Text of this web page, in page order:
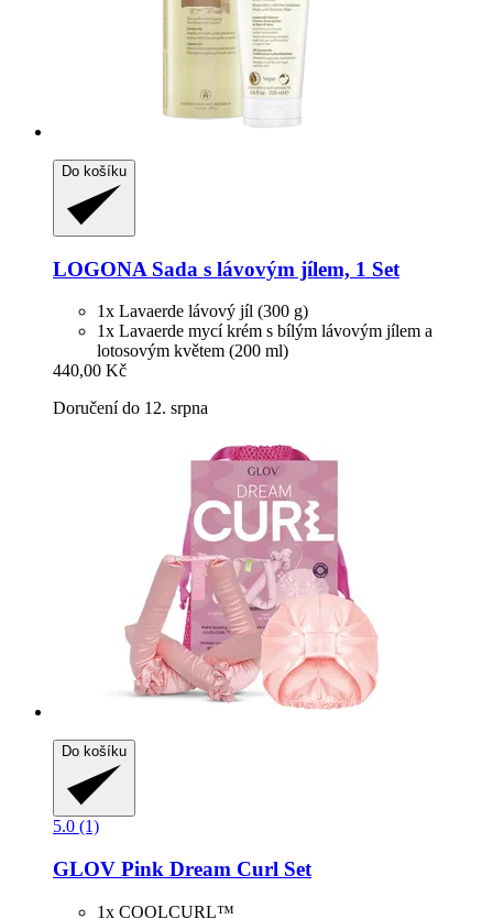
Do košíku
LOGONA Sada s lávovým jílem, 1 Set
1x Lavaerde lávový jíl (300 g)
1x Lavaerde mycí krém s bílým lávovým jílem a
lotosovým květem (200 ml)
440,00 Kč
Doručení do 12. srpna
Do košíku
5.0 (1)
GLOV Pink Dream Curl Set
1x COOLCURL™